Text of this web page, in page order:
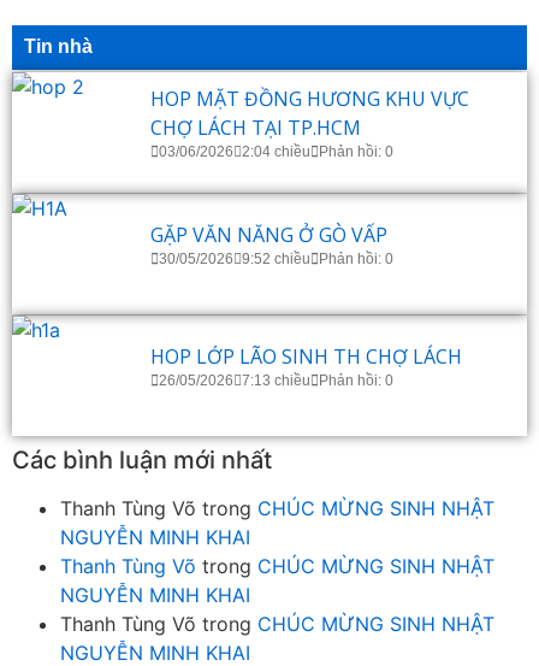
Tin nhà
HOP MẶT ĐỒNG HƯƠNG KHU VỰC
CHỢ LÁCH TẠI TP.HCM
03/06/2026 2:04 chiều Phản hồi: 0
GẶP VĂN NĂNG Ở GÒ VẤP
30/05/2026 9:52 chiều Phản hồi: 0
HOP LỚP LÃO SINH TH CHỢ LÁCH
26/05/2026 7:13 chiều Phản hồi: 0
Các bình luận mới nhất
Thanh Tùng Võ trong CHÚC MỪNG SINH NHẬT
NGUYỄN MINH KHAI
Thanh Tùng Võ trong CHÚC MỪNG SINH NHẬT
NGUYỄN MINH KHAI
Thanh Tùng Võ trong CHÚC MỪNG SINH NHẬT
NGUYỄN MINH KHAI